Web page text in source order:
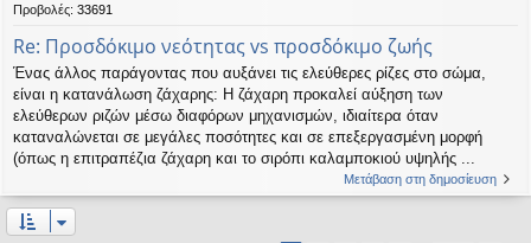
Προβολές: 33691
Re: Προσδόκιμο νεότητας vs προσδόκιμο ζωής
Ένας άλλος παράγοντας που αυξάνει τις ελεύθερες ρίζες στο σώμα,
είναι η κατανάλωση ζάχαρης: Η ζάχαρη προκαλεί αύξηση των
ελεύθερων ριζών μέσω διαφόρων μηχανισμών, ιδιαίτερα όταν
καταναλώνεται σε μεγάλες ποσότητες και σε επεξεργασμένη μορφή
(όπως η επιτραπέζια ζάχαρη και το σιρόπι καλαμποκιού υψηλής ...
Μετάβαση στη δημοσίευση